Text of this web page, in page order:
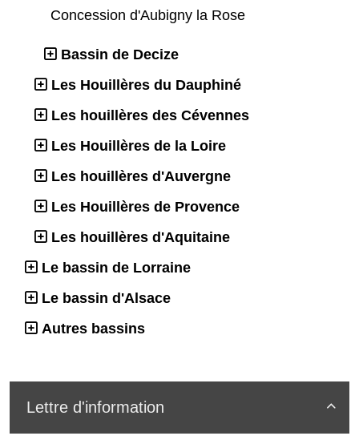
Concession d'Aubigny la Rose
Bassin de Decize
Les Houillères du Dauphiné
Les houillères des Cévennes
Les Houillères de la Loire
Les houillères d'Auvergne
Les Houillères de Provence
Les houillères d'Aquitaine
Le bassin de Lorraine
Le bassin d'Alsace
Autres bassins

Lettre d'information